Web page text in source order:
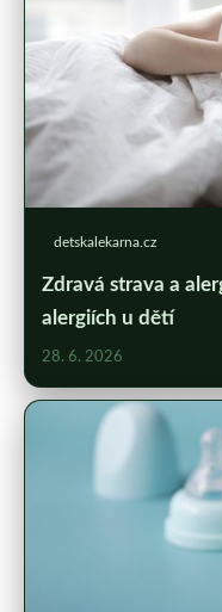
detskalekarna.cz
Zdravá strava a
alergiích u dětí
28. 6. 2026